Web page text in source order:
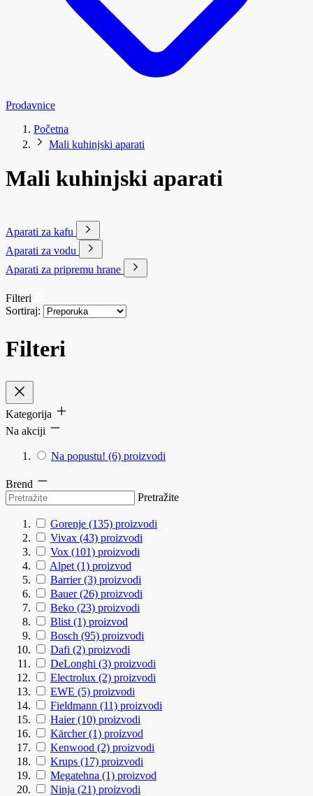
Prodavnice
Početna
Mali kuhinjski aparati
Mali kuhinjski aparati
Aparati za kafu
Aparati za vodu
Aparati za pripremu hrane
Filteri
Sortiraj:
Filteri
Kategorija
Na akciji
Na popustu! (6) proizvodi
Brend
Pretražite
Gorenje (135) proizvodi
Vivax (43) proizvodi
Vox (101) proizvodi
Alpet (1) proizvod
Barrier (3) proizvodi
Bauer (26) proizvodi
Beko (23) proizvodi
Blist (1) proizvod
Bosch (95) proizvodi
Dafi (2) proizvodi
DeLonghi (3) proizvodi
Electrolux (2) proizvodi
EWE (5) proizvodi
Fieldmann (11) proizvodi
Haier (10) proizvodi
Kärcher (1) proizvod
Kenwood (2) proizvodi
Krups (17) proizvodi
Megatehna (1) proizvod
Ninja (21) proizvodi